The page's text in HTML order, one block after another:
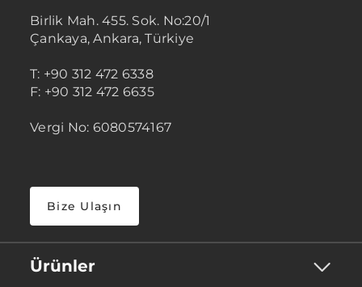
Birlik Mah. 455. Sok. No:20/1
Çankaya, Ankara, Türkiye
T: +90 312 472 6338
F: +90 312 472 6635
Vergi No: 6080574167
Bize Ulaşın
Ürünler